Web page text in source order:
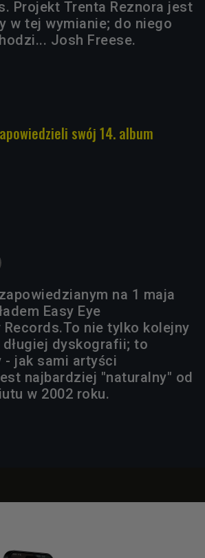
Projekt Trenta Reznora jest
w tej wymianie; do niego
Josh Freese.
swój 14. album
na 1 maja
Easy Eye
Records.To nie tylko kolejny
dyskografii; to
- jak sami artyści
najbardziej "naturalny" od
w 2002 roku.